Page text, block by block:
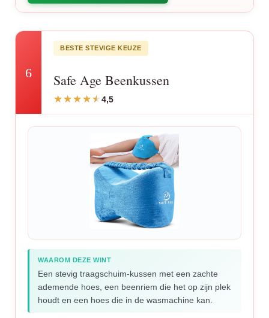
6
BESTE STEVIGE KEUZE
Safe Age Beenkussen
4,5
WAAROM DEZE WINT
Een stevig traagschuim-kussen met een zachte
ademende hoes, een beenriem die het op zijn plek
houdt en een hoes die in de wasmachine kan.